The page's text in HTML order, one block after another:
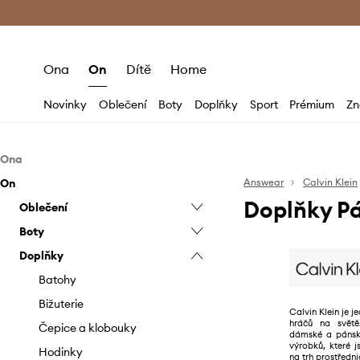
Doručení a
Ona On Dítě Home
Novinky Oblečení Boty Doplňky Sport Prémium
Ona
Bundy
Džíny
Halenky a košile
Kabáty
Kalhoty a legíny
Mikiny
Overaly
Boty
Baleríny
Espadrilky
Holínky
Kotníkové boty
Kozačky
Lodičky
Doplňky
Batohy
Bižuterie
Čepice a klobouky
Hodinky
Kabelky
On
Oblečení
Bundy
Džíny
Kabáty
Kalhoty
Košile
Kraťasy
Boty
Espadrilky
Kotníkové boty
Mokasíny a polobotky
Sandály a pantofle
Tenisky a kecky
Doplňky
Batohy
Bižuterie
Čepice a klobouky
Hodinky
Answear Calvin Klein
Doplňky
Calvin Klein je
hráčů na
dámské a
výrobků, které
na trh